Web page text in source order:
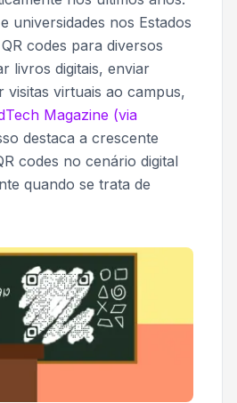
universidades nos Estados
codes para diversos
livros digitais, enviar
virtuais ao campus,
Magazine (via
destaca a crescente
codes no cenário digital
quando se trata de